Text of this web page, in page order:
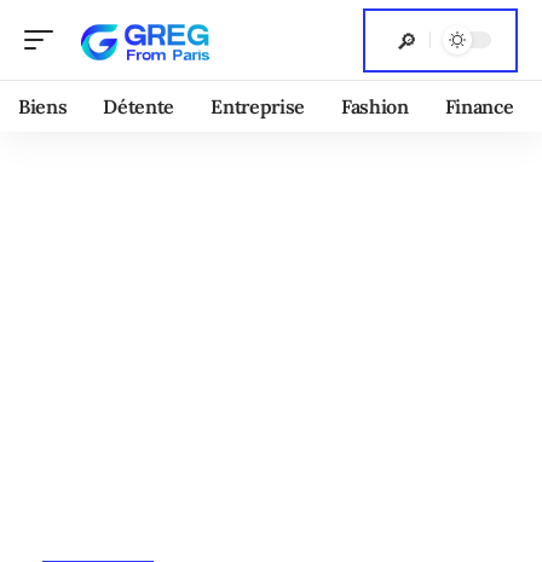
Biens Détente Entreprise Fashion Finance